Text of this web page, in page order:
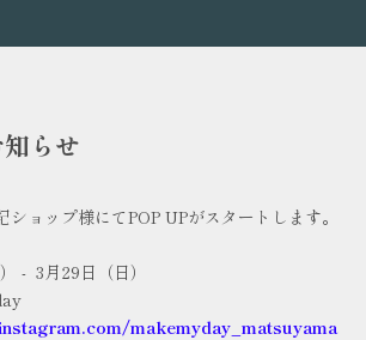
らせ
ョップ様にてPOP UPがスタートします。
- 3月29日（日）
makemyday_matsuyama